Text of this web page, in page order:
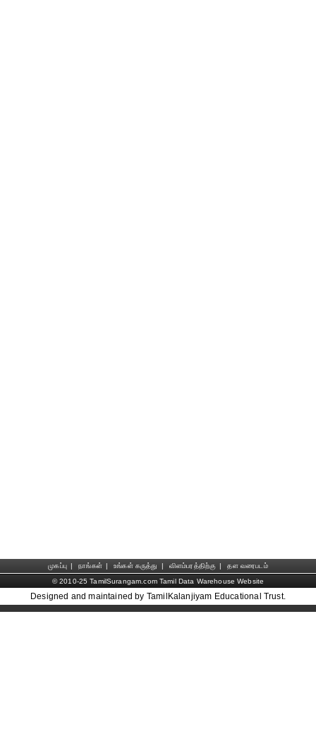
முகப்பு | நாங்கள் | உங்கள் கருத்து | விளம்பரத்திற்கு |
தள வரைபடம்
© 2010-25 TamilSurangam.com Tamil Data Warehouse Website
Designed and maintained by TamilKalanjiyam Educational Trust.